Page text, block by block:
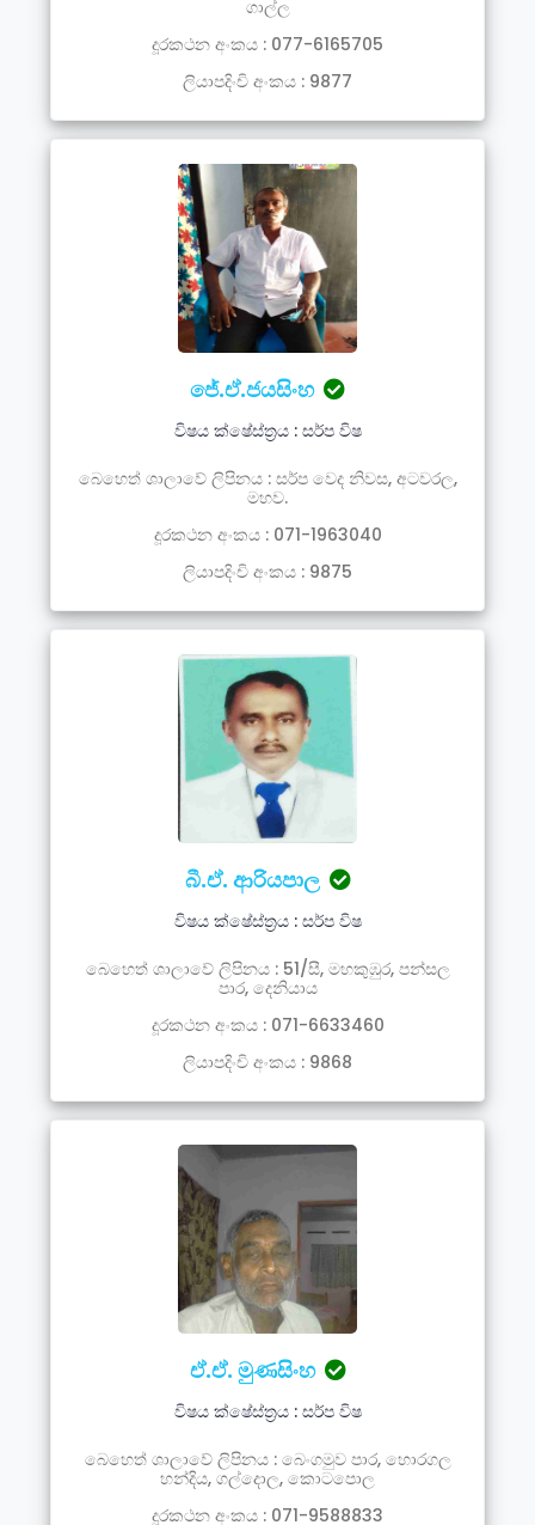
ගාල්ල
දූරකථන අංකය : 077-6165705
ලියාපදිංචි අංකය : 9877
ජේ.ඒ.ජයසිංහ
විෂය ක්ෂේස්ත්‍රය : සර්ප විෂ
බෙහෙත් ශාලාවේ ලිපිනය : සර්ප වෙද නිවස, අටවරල,
මහව.
දූරකථන අංකය : 071-1963040
ලියාපදිංචි අංකය : 9875
බී.ඒ. ආරියපාල
විෂය ක්ෂේස්ත්‍රය : සර්ප විෂ
බෙහෙත් ශාලාවේ ලිපිනය : 51/සී, මහකුඹුර, පන්සල
පාර, දෙනියාය
දූරකථන අංකය : 071-6633460
ලියාපදිංචි අංකය : 9868
ඒ.ඒ. මුණසිංහ
විෂය ක්ෂේස්ත්‍රය : සර්ප විෂ
බෙහෙත් ශාලාවේ ලිපිනය : බෙංගමුව පාර, හොරගල
හන්දිය, ගල්දොල, කොටපොල
දූරකථන අංකය : 071-9588833